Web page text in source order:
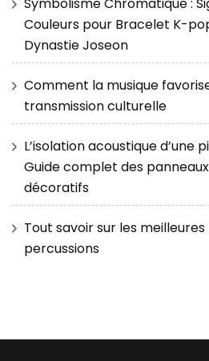
Couleurs pour Bracelet K-
Dynastie Joseon
Comment la musique
transmission culturelle
L’isolation acoustique d’une
Guide complet des
décoratifs
Tout savoir sur les
percussions